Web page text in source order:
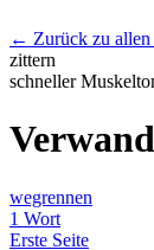
← Zurück zu allen
zittern
schneller
wegrennen
1 Wort
Erste Seite